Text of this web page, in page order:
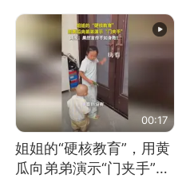
奏感拉满 网友：怎么做
到又舞又武的？
00:17
姐姐的“硬核教育”，用黄
瓜向弟弟演示“门夹手”，